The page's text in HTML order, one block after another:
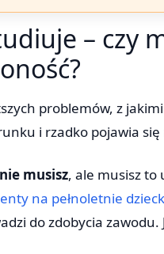
– czy
problemów, z
i rzadko pojawia
nie musisz, ale musisz to
na pełnoletnie
do zdobycia zawodu.